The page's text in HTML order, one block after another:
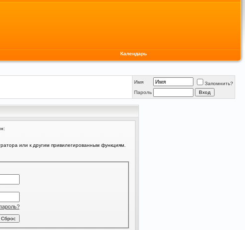
Календарь
Имя
Запомнить?
Пароль
или к другим привилегированным функциям.